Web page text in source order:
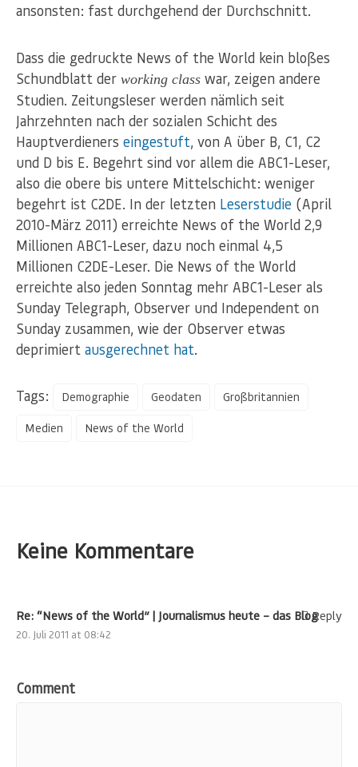
ansonsten: fast durchgehend der Durchschnitt.
Dass die gedruckte News of the World kein bloßes
Schundblatt der working class war, zeigen andere
Studien. Zeitungsleser werden nämlich seit
Jahrzehnten nach der sozialen Schicht des
Hauptverdieners eingestuft, von A über B, C1, C2
und D bis E. Begehrt sind vor allem die ABC1-Leser,
also die obere bis untere Mittelschicht: weniger
begehrt ist C2DE. In der letzten Leserstudie (April
2010-März 2011) erreichte News of the World 2,9
Millionen ABC1-Leser, dazu noch einmal 4,5
Millionen C2DE-Leser. Die News of the World
erreichte also jeden Sonntag mehr ABC1-Leser als
Sunday Telegraph, Observer und Independent on
Sunday zusammen, wie der Observer etwas
deprimiert ausgerechnet hat.
Tags: Demographie Geodaten Großbritannien
Medien News of the World
Keine Kommentare
Re: “News of the World” | Journalismus heute – das Blog
20. Juli 2011 at 08:42
Reply
Comment